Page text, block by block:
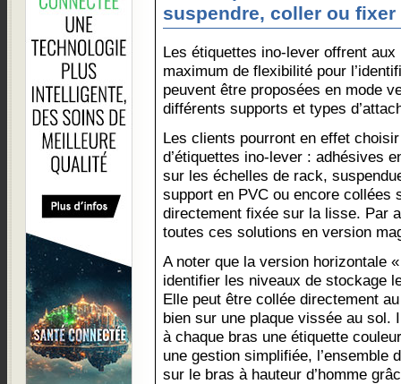
suspendre, coller ou fixer
Les étiquettes ino-lever offrent
maximum de flexibilité pour
peuvent être proposées en mode
différents supports et types
Les clients pourront en effet
d’étiquettes ino-lever : adhésives
sur les échelles de rack,
support en PVC ou encore collées
directement fixée sur la lisse. Par
toutes ces solutions en version
A noter que la version horizontale
identifier les niveaux de stockage
Elle peut être collée directement
bien sur une plaque vissée au sol.
à chaque bras une étiquette
une gestion simplifiée, l’ensemble
sur le bras à hauteur d’homme